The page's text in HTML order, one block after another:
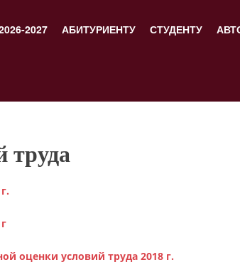
2027 АБИТУРИЕНТУ СТУДЕНТУ
труда
оценки условий труда 2018 г.